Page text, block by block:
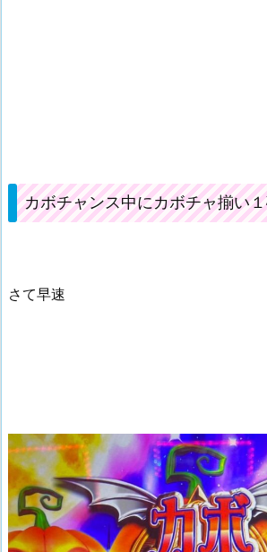
カボチャンス中にカボチャ揃い
さて早速